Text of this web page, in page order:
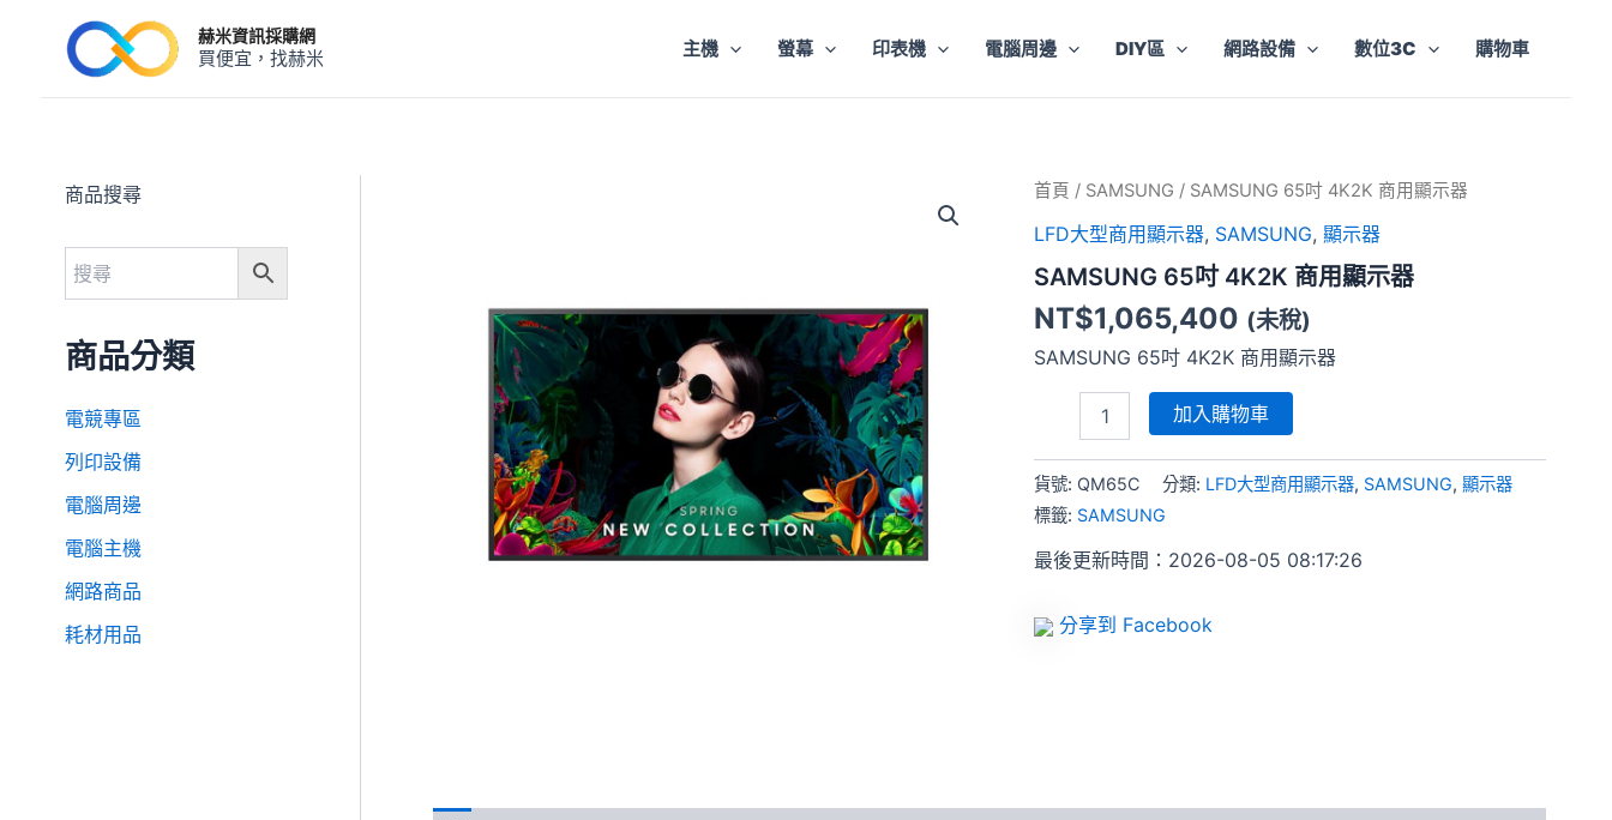
赫米資訊採購網
買便宜，找赫米 主機 螢幕 印表機 電腦周邊 DIY區 網路設備 數位3C 購物車
商品搜尋
商品分類
電競專區
列印設備
電腦周邊
電腦主機
網路商品
耗材用品
首頁 / SAMSUNG / SAMSUNG 65吋 4K2K 商用顯示器
LFD大型商用顯示器, SAMSUNG,顯示器
SAMSUNG 65吋 4K2K 商用顯示器
NT$1,065,400 (未稅)
SAMSUNG 65吋 4K2K 商用顯示器
SAMSUNG
吋
商
用
顯
示
加入購物車
貨號: QM65C 分類: LFD大型商用顯示器, SAMSUNG,顯示器
標籤: SAMSUNG
最後更新時間：2026-08-05 08:17:26
分享到 Facebook